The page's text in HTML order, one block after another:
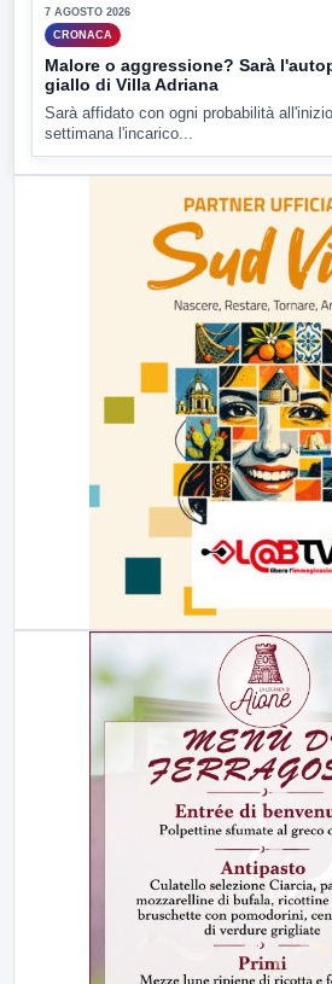
7 AGOSTO 2026
CRONACA
Malore o aggressione? Sarà
giallo di Villa Adriana
Sarà affidato con ogni probabilità
settimana l'incarico...